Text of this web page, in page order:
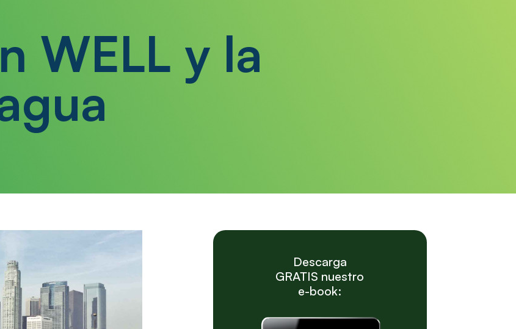
WELL y la
Descarga
GRATIS nuestro
e-book: